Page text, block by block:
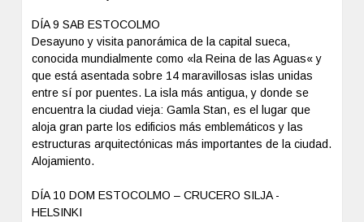
DÍA 9 SAB ESTOCOLMO
Desayuno y visita panorámica de la capital sueca,
conocida mundialmente como «la Reina de las Aguas« y
que está asentada sobre 14 maravillosas islas unidas
entre sí por puentes. La isla más antigua, y donde se
encuentra la ciudad vieja: Gamla Stan, es el lugar que
aloja gran parte los edificios más emblemáticos y las
estructuras arquitectónicas más importantes de la ciudad.
Alojamiento.
DÍA 10 DOM ESTOCOLMO – CRUCERO SILJA -
HELSINKI